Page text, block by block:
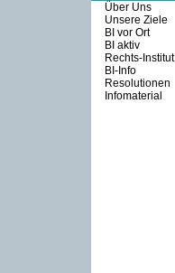
Über Uns
Unsere Ziele
BI vor Ort
BI aktiv
Rechts-Institut
BI-Info
Resolutionen
Infomaterial